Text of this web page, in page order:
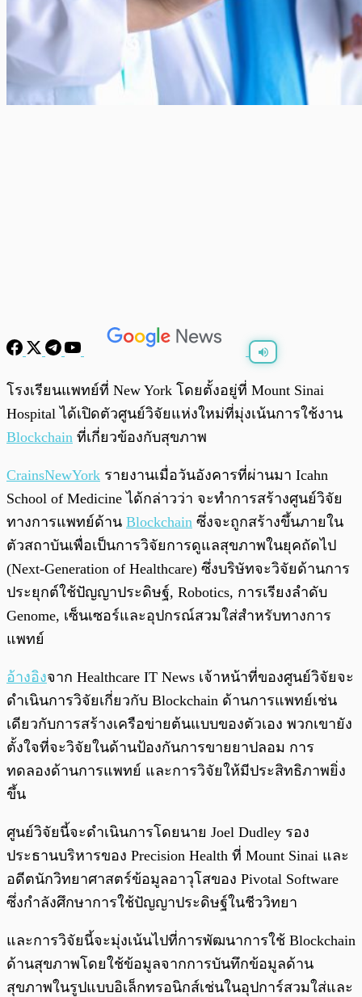
โรงเรียนแพทย์ที่ New York โดยตั้งอยู่ที่ Mount Sinai
Hospital ได้เปิดตัวศูนย์วิจัยแห่งใหม่ที่มุ่งเน้นการใช้งาน
Blockchain ที่เกี่ยวข้องกับสุขภาพ
CrainsNewYork รายงานเมื่อวันอังคารที่ผ่านมา Icahn
School of Medicine ได้กล่าวว่า จะทำการสร้างศูนย์วิจัย
ทางการแพทย์ด้าน Blockchain ซึ่งจะถูกสร้างขึ้นภายใน
ตัวสถาบันเพื่อเป็นการวิจัยการดูแลสุขภาพในยุคถัดไป
(Next-Generation of Healthcare) ซึ่งบริษัทจะวิจัยด้านการ
ประยุกต์ใช้ปัญญาประดิษฐ์, Robotics, การเรียงลำดับ
Genome, เซ็นเซอร์และอุปกรณ์สวมใส่สำหรับทางการ
แพทย์
อ้างอิงจาก Healthcare IT News เจ้าหน้าที่ของศูนย์วิจัยจะ
ดำเนินการวิจัยเกี่ยวกับ Blockchain ด้านการแพทย์เช่น
เดียวกับการสร้างเครือข่ายต้นแบบของตัวเอง พวกเขายัง
ตั้งใจที่จะวิจัยในด้านป้องกันการขายยาปลอม การ
ทดลองด้านการแพทย์ และการวิจัยให้มีประสิทธิภาพยิ่ง
ขึ้น
ศูนย์วิจัยนี้จะดำเนินการโดยนาย Joel Dudley รอง
ประธานบริหารของ Precision Health ที่ Mount Sinai และ
อดีตนักวิทยาศาสตร์ข้อมูลอาวุโสของ Pivotal Software
ซึ่งกำลังศึกษาการใช้ปัญญาประดิษฐ์ในชีววิทยา
และการวิจัยนี้จะมุ่งเน้นไปที่การพัฒนาการใช้ Blockchain
ด้านสุขภาพโดยใช้ข้อมูลจากการบันทึกข้อมูลด้าน
สุขภาพในรูปแบบอิเล็กทรอนิกส์เช่นในอุปการ์สวมใส่และ